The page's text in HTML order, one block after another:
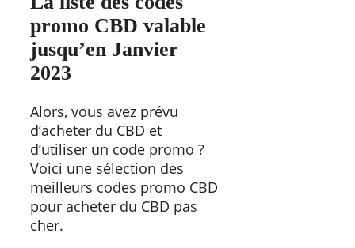
promo CBD valable
jusqu’en Janvier
2023
Alors, vous avez prévu
d’acheter du CBD et
d’utiliser un code promo ?
Voici une sélection des
meilleurs codes promo CBD
pour acheter du CBD pas
cher.